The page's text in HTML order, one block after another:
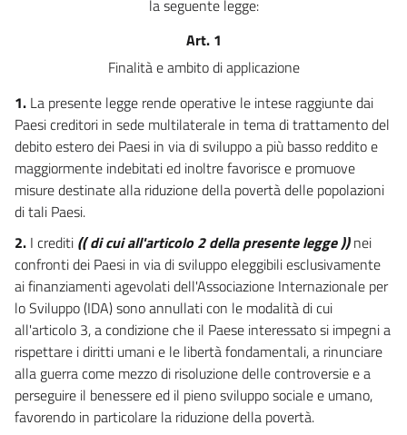
la seguente legge:
Art. 1
Finalità e ambito di applicazione
1. La presente legge rende operative le intese raggiunte dai
Paesi creditori in sede multilaterale in tema di trattamento del
debito estero dei Paesi in via di sviluppo a più basso reddito e
maggiormente indebitati ed inoltre favorisce e promuove
misure destinate alla riduzione della povertà delle popolazioni
di tali Paesi.
2. I crediti (( di cui all'articolo 2 della presente legge ))nei
confronti dei Paesi in via di sviluppo eleggibili esclusivamente
ai finanziamenti agevolati dell'Associazione Internazionale per
lo Sviluppo (IDA) sono annullati con le modalità di cui
all'articolo 3, a condizione che il Paese interessato si impegni a
rispettare i diritti umani e le libertà fondamentali, a rinunciare
alla guerra come mezzo di risoluzione delle controversie e a
perseguire il benessere ed il pieno sviluppo sociale e umano,
favorendo in particolare la riduzione della povertà.